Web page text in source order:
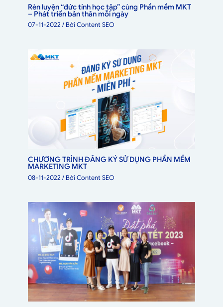
Rèn luyện “đức tính học tập” cùng Phần mềm MKT
– Phát triển bản thân mỗi ngày
07-11-2022/ BởiContent SEO
CHƯƠNG TRÌNH ĐĂNG KÝ SỬ DỤNG PHẦN MỀM
MARKETING MKT
08-11-2022/ BởiContent SEO